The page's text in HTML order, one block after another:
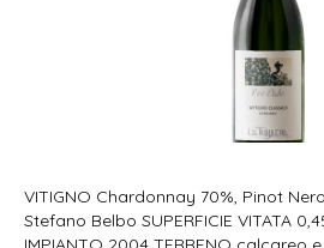
VITIGNO Chardonnay 70%, Pinot
Stefano Belbo SUPERFICIE VITATA